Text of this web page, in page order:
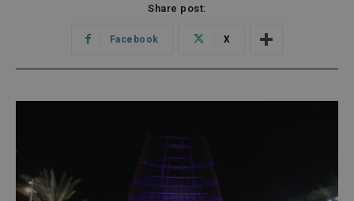
Share post:
Facebook X